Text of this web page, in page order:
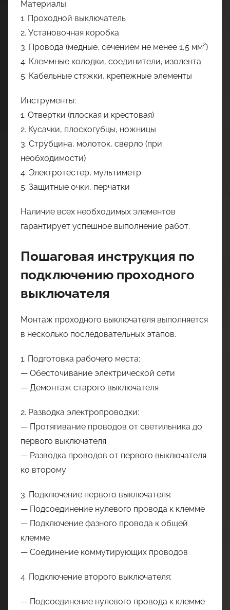
Материалы:
1. Проходной выключатель
2. Установочная коробка
3. Провода (медные, сечением не менее 1,5 мм²)
4. Клеммные колодки, соединители, изолента
5. Кабельные стяжки, крепежные элементы
Инструменты:
1. Отвертки (плоская и крестовая)
2. Кусачки, плоскогубцы, ножницы
3. Струбцина, молоток, сверло (при
необходимости)
4. Электротестер, мультиметр
5. Защитные очки, перчатки
Наличие всех необходимых элементов
гарантирует успешное выполнение работ.
Пошаговая инструкция по
подключению проходного
выключателя
Монтаж проходного выключателя выполняется
в несколько последовательных этапов.
1. Подготовка рабочего места:
— Обесточивание электрической сети
— Демонтаж старого выключателя
2. Разводка электропроводки:
— Протягивание проводов от светильника до
первого выключателя
— Разводка проводов от первого выключателя
ко второму
3. Подключение первого выключателя:
— Подсоединение нулевого провода к клемме
— Подключение фазного провода к общей
клемме
— Соединение коммутирующих проводов
4. Подключение второго выключателя:
— Подсоединение нулевого провода к клемме